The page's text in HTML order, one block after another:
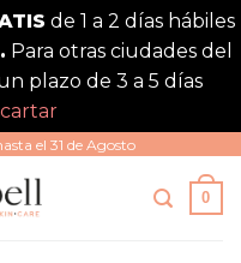
de 1 a 2 días hábiles
Para otras ciudades del
plazo de 3 a 5 días
el 31 de Agosto
0